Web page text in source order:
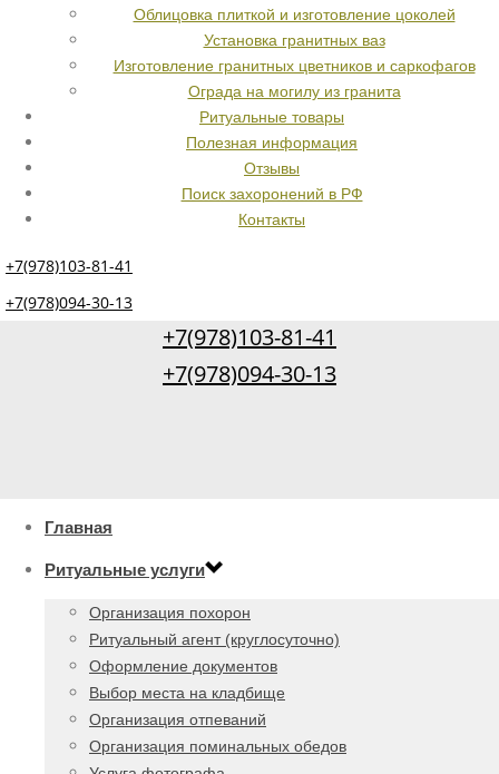
Облицовка плиткой и изготовление цоколей
Установка гранитных ваз
Изготовление гранитных цветников и саркофагов
Ограда на могилу из гранита
Ритуальные товары
Полезная информация
Отзывы
Поиск захоронений в РФ
Контакты
+7(978)103-81-41
+7(978)094-30-13
+7(978)103-81-41
+7(978)094-30-13
Главная
Ритуальные услуги
Организация похорон
Ритуальный агент (круглосуточно)
Оформление документов
Выбор места на кладбище
Организация отпеваний
Организация поминальных обедов